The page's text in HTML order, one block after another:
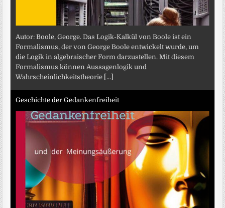
Autor: Boole, George. Das Logik-Kalkül von Boole ist ein
Formalismus, der von George Boole entwickelt wurde, um
die Logik in algebraischer Form darzustellen. Mit diesem
Formalismus können Aussagenlogik und
Wahrscheinlichkeitstheorie [...]
Geschichte der Gedankenfreiheit